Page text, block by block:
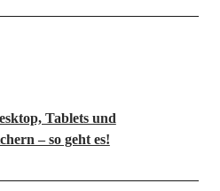
Tablets und
– so geht es!